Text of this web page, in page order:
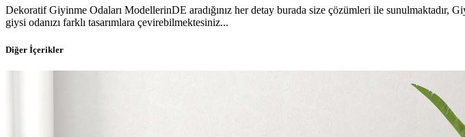
Dekoratif Giyinme Odaları ModellerinDE aradığınız her detay burada size çözümleri ile sunulmaktadır,
giysi odanızı farklı tasarımlara çevirebilmektesiniz...
Diğer İçerikler